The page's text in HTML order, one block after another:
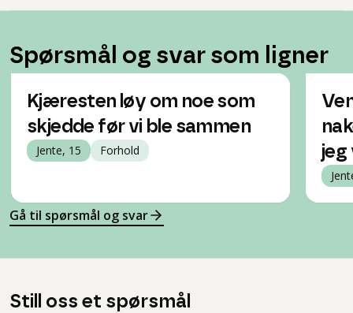
Spørsmål og svar som ligner
Kjæresten løy om noe som
skjedde før vi ble sammen
Jente, 15 Forhold
jeg
Gå til spørsmål og svar
Still oss et spørsmål